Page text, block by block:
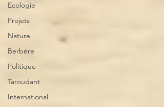
Ecologie
Projets
Nature
Berbère
Politique
Taroudant
International